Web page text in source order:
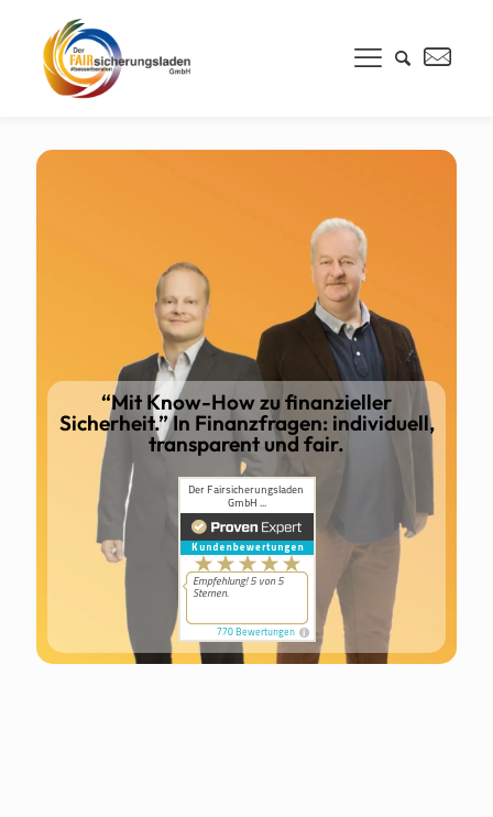
“Mit Know-How zu finanzieller
Sicherheit.” In Finanzfragen: individuell,
transparent und fair.